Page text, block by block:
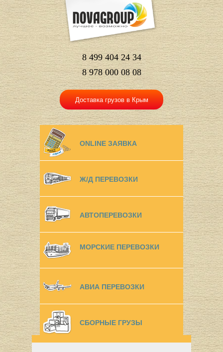
8 499 404 24 34
8 978 000 08 08
Доставка грузов в Крым
ONLINE ЗАЯВКА
Ж/Д ПЕРЕВОЗКИ
АВТОПЕРЕВОЗКИ
МОРСКИЕ ПЕРЕВОЗКИ
АВИА ПЕРЕВОЗКИ
СБОРНЫЕ ГРУЗЫ